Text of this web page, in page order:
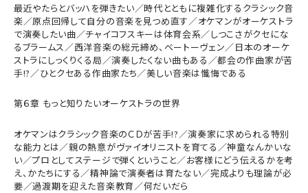
最近やたらとバッハを弾きたい／時代とともに複雑化するクラシック音
楽／原点回帰して自分の音楽を見つめ直す／オケマンがオーケストラ
で演奏したい曲／チャイコフスキーは体育会系／しつこさがクセにな
るブラームス／西洋音楽の総元締め、ベートーヴェン／日本のオーケ
ストラにしっくりくる局／演奏したくない曲もある／都会の作曲家が苦
手!?／ひとクセある作曲家たち／美しい音楽は懺悔である
第６章 もっと知りたいオーケストラの世界
オケマンはクラシック音楽のＣＤが苦手!?／演奏家に求められる特別
な能力とは／親の熱意がヴァイオリニストを育てる／神童なんかいな
い／プロとしてステージで弾くということ／お客様にどう伝えるかを考
え、かたちにする／精神論で演奏者は育たない／完成よりも理論が必
要／過渡期を迎えた音楽教育／何だいだら